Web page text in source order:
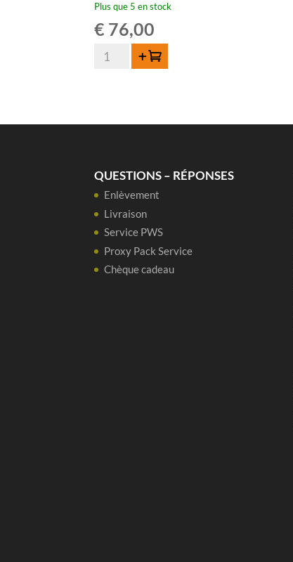
Plus que 5 en stock
€ 76,00
quantité
-
70cl
-
Limited
Edition
Oak
Ajouter au panier
QUESTIONS – RÉPONSES
Enlèvement
Livraison
Service PWS
Proxy Pack Service
Chèque cadeau